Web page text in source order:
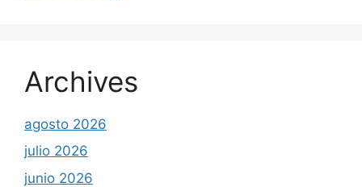
Archives
agosto 2026
julio 2026
junio 2026